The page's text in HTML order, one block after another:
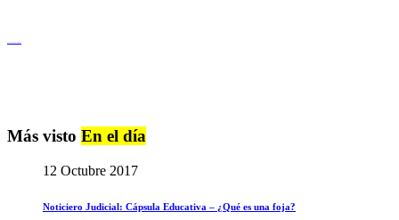
Más visto En el día
12 Octubre 2017
Noticiero Judicial: Cápsula Educativa – ¿Qué es una foja?